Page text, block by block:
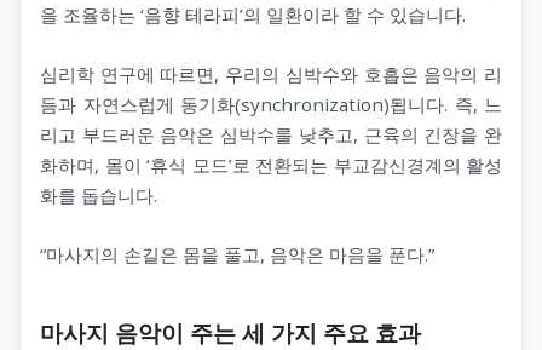
코스을 조율하는 ‘음향 테라피’의 일환이라 할 수 있습니다.
심리학 연구에 따르면, 우리의 심박수와 호흡은 음악의 리
듬과 자연스럽게 동기화(synchronization)됩니다. 즉, 느
리고 부드러운 음악은 심박수를 낮추고, 근육의 긴장을 완
화하며, 몸이 ‘휴식 모드’로 전환되는 부교감신경계의 활성
화를 돕습니다.
“마사지의 손길은 몸을 풀고, 음악은 마음을 푼다.”
마사지 음악이 주는 세 가지 주요 효과